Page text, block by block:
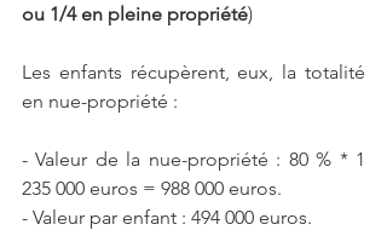
ou 1/4 en pleine propriété)
Les enfants récupèrent, eux, la totalité
en nue-propriété :
- Valeur de la nue-propriété : 80 % * 1
235 000 euros = 988 000 euros.
- Valeur par enfant : 494 000 euros.